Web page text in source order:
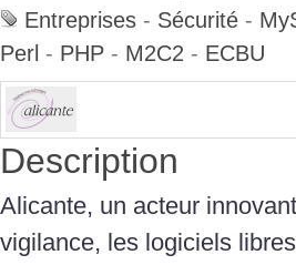
Entreprises - Sécurité -
Perl - PHP - M2C2 - ECBU
Description
Alicante, un acteur
vigilance, les logiciels